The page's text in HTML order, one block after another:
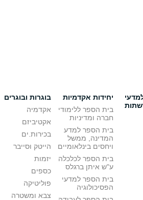
יחידות אקדמיות
בית הספר ללימודי
חברה ומדיניות
בית הספר למדע
המדינה, ממשל
ויחסים בינלאומיים
בית הספר לכלכלה
ע"ש איתן ברגלס
בית הספר למדעי
הפסיכולוגיה
בוגרות ובוגרים
אקדמיה
אקטיביזם
בכירות.ים
הייטק וסייבר
יזמות
כספים
פוליטיקה
צבא ומשטרה